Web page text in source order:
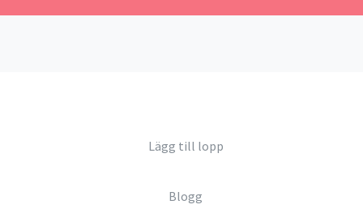
Lägg till lopp
Blogg